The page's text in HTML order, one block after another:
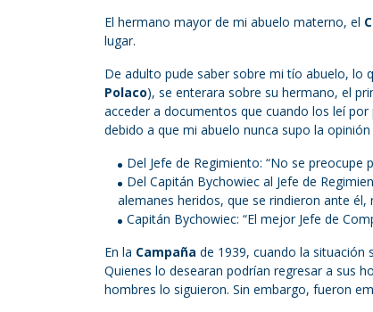
El hermano mayor de mi abuelo materno, el
lugar.
De adulto pude saber sobre mi tío abuelo, lo
Polaco), se enterara sobre su hermano, el
acceder a documentos que cuando los leí
debido a que mi abuelo nunca supo la
Del Jefe de Regimiento: “No se
Del Capitán Bychowiec al Jefe de
alemanes heridos, que se rindieron ante
Capitán Bychowiec: “El mejor Jefe de
En la Campaña de 1939, cuando la situación
Quienes lo desearan podrían regresar a sus
hombres lo siguieron. Sin embargo, fueron